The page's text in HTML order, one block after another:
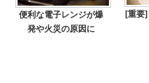
便利な電子レンジが爆
発や火災の原因に
[重要